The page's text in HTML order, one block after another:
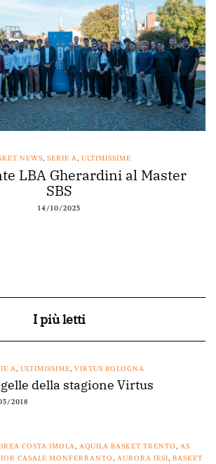
NEWS, SERIE A, ULTIMISSIME
LBA Gherardini al Master
SBS
14/10/2025
I più letti
A, ULTIMISSIME, VIRTUS BOLOGNA
della stagione Virtus
2018
COSTA IMOLA, AQUILA BASKET TRENTO, AS
CASALE MONFERRANTO, AURORA JESI, BASKET